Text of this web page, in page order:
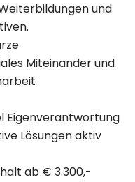
und
Miteinander und
Eigenverantwortung
Lösungen aktiv
ab € 3.300,-